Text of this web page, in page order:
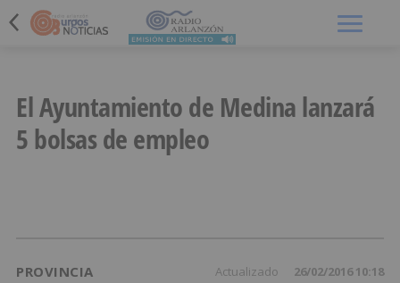
El Ayuntamiento de Medina lanzará
5 bolsas de empleo
PROVINCIA Actualizado 26/02/2016 10:18